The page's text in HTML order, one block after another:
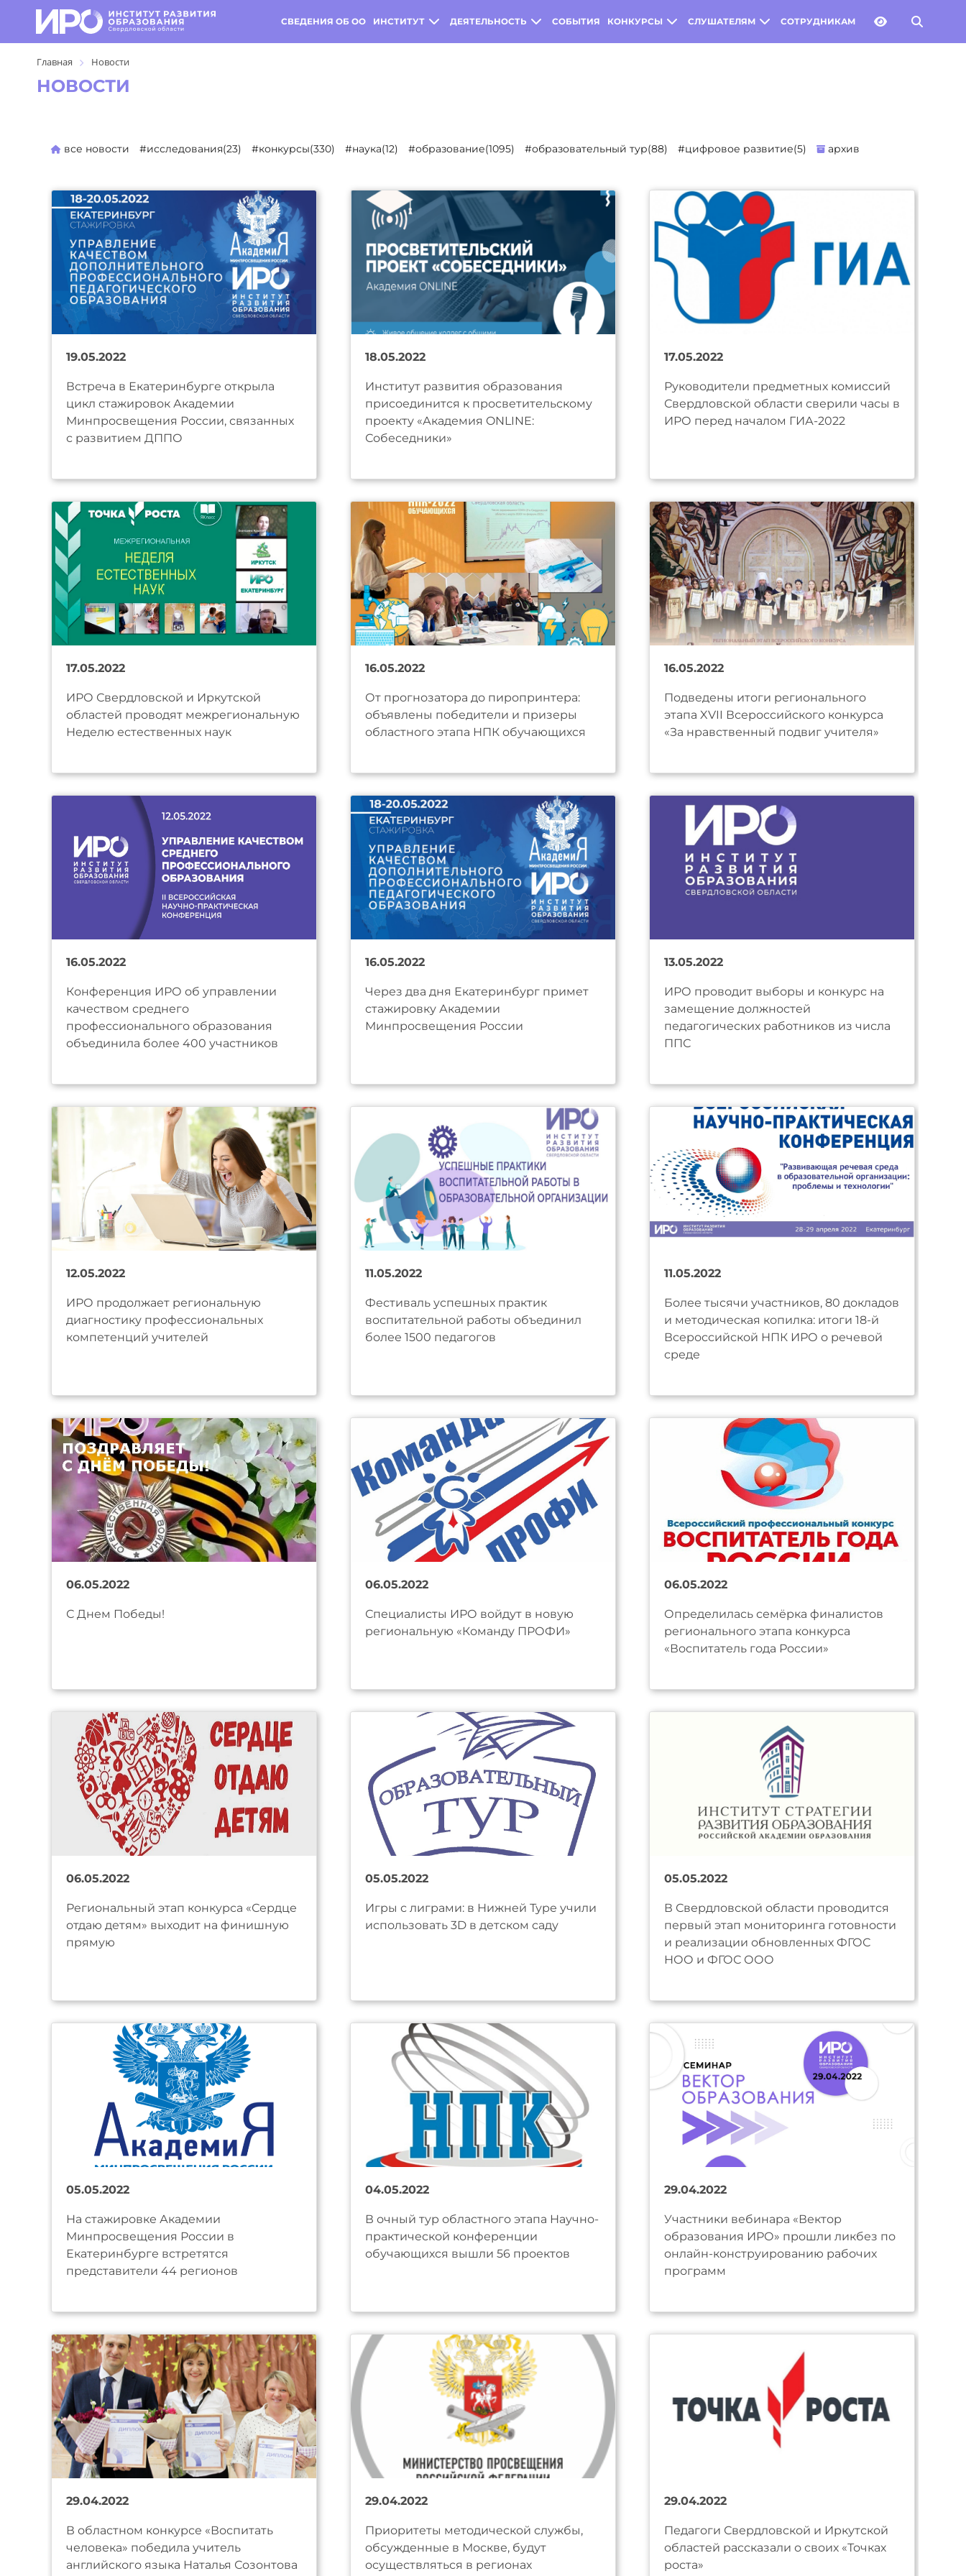
СВЕДЕНИЯ ОБ ОО ИНСТИТУТ ДЕЯТЕЛЬНОСТЬ СОБЫТИЯ КОНКУРСЫ СЛУШАТЕЛЯМ СОТРУДНИКАМ
Главная Новости
НОВОСТИ
все новости #исследования(23) #конкурсы(330) #наука(12) #образование(1095) #образовательный тур(88) #цифровое развитие(5) архив
19.05.2022
Встреча в Екатеринбурге открыла
цикл стажировок Академии
Минпросвещения России, связанных
с развитием ДППО
18.05.2022
Институт развития образования
присоединится к просветительскому
проекту «Академия ONLINE:
Собеседники»
17.05.2022
Руководители предметных комиссий
Свердловской области сверили часы в
ИРО перед началом ГИА-2022
17.05.2022
ИРО Свердловской и Иркутской
областей проводят межрегиональную
Неделю естественных наук
16.05.2022
От прогнозатора до пиропринтера:
объявлены победители и призеры
областного этапа НПК обучающихся
16.05.2022
Подведены итоги регионального
этапа XVII Всероссийского конкурса
«За нравственный подвиг учителя»
16.05.2022
Конференция ИРО об управлении
качеством среднего
профессионального образования
объединила более 400 участников
16.05.2022
Через два дня Екатеринбург примет
стажировку Академии
Минпросвещения России
13.05.2022
ИРО проводит выборы и конкурс на
замещение должностей
педагогических работников из числа
ППС
12.05.2022
ИРО продолжает региональную
диагностику профессиональных
компетенций учителей
11.05.2022
Фестиваль успешных практик
воспитательной работы объединил
более 1500 педагогов
11.05.2022
Более тысячи участников, 80 докладов
и методическая копилка: итоги 18-й
Всероссийской НПК ИРО о речевой
среде
06.05.2022
С Днем Победы!
06.05.2022
Специалисты ИРО войдут в новую
региональную «Команду ПРОФИ»
06.05.2022
Определилась семёрка финалистов
регионального этапа конкурса
«Воспитатель года России»
06.05.2022
Региональный этап конкурса «Сердце
отдаю детям» выходит на финишную
прямую
05.05.2022
Игры с лиграми: в Нижней Туре учили
использовать 3D в детском саду
05.05.2022
В Свердловской области проводится
первый этап мониторинга готовности
и реализации обновленных ФГОС
НОО и ФГОС ООО
05.05.2022
На стажировке Академии
Минпросвещения России в
Екатеринбурге встретятся
представители 44 регионов
04.05.2022
В очный тур областного этапа Научно-
практической конференции
обучающихся вышли 56 проектов
29.04.2022
Участники вебинара «Вектор
образования ИРО» прошли ликбез по
онлайн-конструированию рабочих
программ
29.04.2022
В областном конкурсе «Воспитать
человека» победила учитель
английского языка Наталья Созонтова
29.04.2022
Приоритеты методической службы,
обсужденные в Москве, будут
осуществляться в регионах
29.04.2022
Педагоги Свердловской и Иркутской
областей рассказали о своих «Точках
роста»